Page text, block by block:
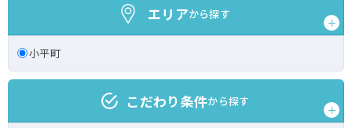
エリアから探す
小平町
こだわり条件から探す